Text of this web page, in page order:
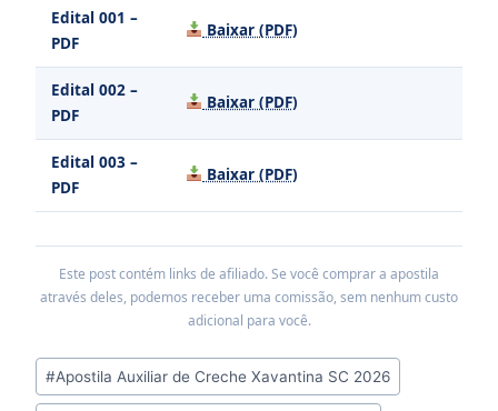
Edital 001 –
PDF
Baixar (PDF)
Edital 002 –
PDF
Baixar (PDF)
Edital 003 –
PDF
Baixar (PDF)
Este post contém links de afiliado. Se você comprar a apostila
através deles, podemos receber uma comissão, sem nenhum custo
adicional para você.
Tags
do
#Apostila Auxiliar de Creche Xavantina SC 2026